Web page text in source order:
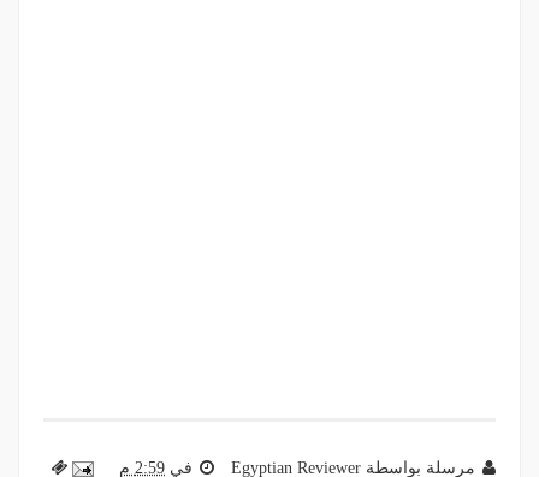
مرسلة بواسطة Egyptian Reviewer في 2:59 م